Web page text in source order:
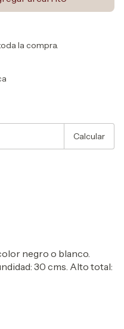
la compra.
Calcular
negro o blanco.
30 cms. Alto total: